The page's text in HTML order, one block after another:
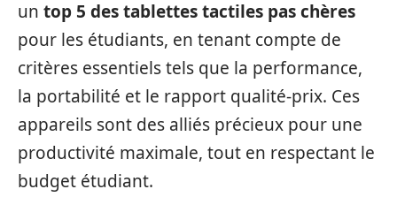
un top 5 des tablettes tactiles pas chères
pour les étudiants, en tenant compte de
critères essentiels tels que la performance,
la portabilité et le rapport qualité-prix. Ces
appareils sont des alliés précieux pour une
productivité maximale, tout en respectant le
budget étudiant.